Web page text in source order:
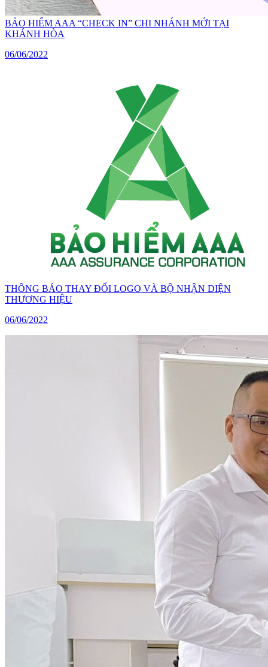
BẢO HIỂM AAA “CHECK IN” CHI NHÁNH MỚI TẠI
KHÁNH HÒA
06/06/2022
THÔNG BÁO THAY ĐỔI LOGO VÀ BỘ NHẬN DIỆN
THƯƠNG HIỆU
06/06/2022